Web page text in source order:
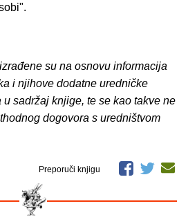
su na osnovu informacija
i njihove dodatne uredničke
sadržaj knjige, te se kao takve ne
dogovora s uredništvom
Preporuči knjigu